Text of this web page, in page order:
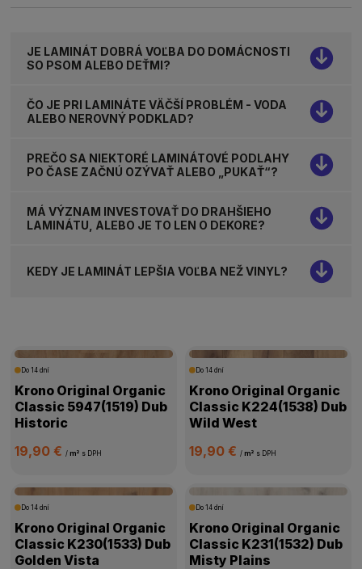
JE LAMINÁT DOBRÁ VOĽBA DO DOMÁCNOSTI
SO PSOM ALEBO DEŤMI?
ČO JE PRI LAMINÁTE VÄČŠÍ PROBLÉM - VODA
ALEBO NEROVNÝ PODKLAD?
PREČO SA NIEKTORÉ LAMINÁTOVÉ PODLAHY
PO ČASE ZAČNÚ OZÝVAŤ ALEBO „PUKAŤ“?
MÁ VÝZNAM INVESTOVAŤ DO DRAHŠIEHO
LAMINÁTU, ALEBO JE TO LEN O DEKORE?
KEDY JE LAMINÁT LEPŠIA VOĽBA NEŽ VINYL?
Do 14 dní
Krono Original Organic
Classic 5947(1519) Dub
Historic
19,90 €/ m² s DPH
Do 14 dní
Krono Original Organic
Classic K224(1538) Dub
Wild West
19,90 € / m² s DPH
Do 14 dní
Krono Original Organic
Classic K230(1533) Dub
Golden Vista
Do 14 dní
Krono Original Organic
Classic K231(1532) Dub
Misty Plains